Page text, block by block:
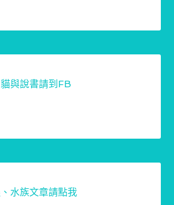
與說書請到FB
水族文章請點我